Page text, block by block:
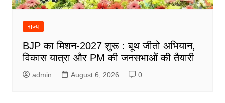
राज्य
BJP का मिशन-2027 शुरू : बूथ जीतो अभियान,
विकास यात्रा और PM की जनसभाओं की तैयारी
admin August 6, 2026 0